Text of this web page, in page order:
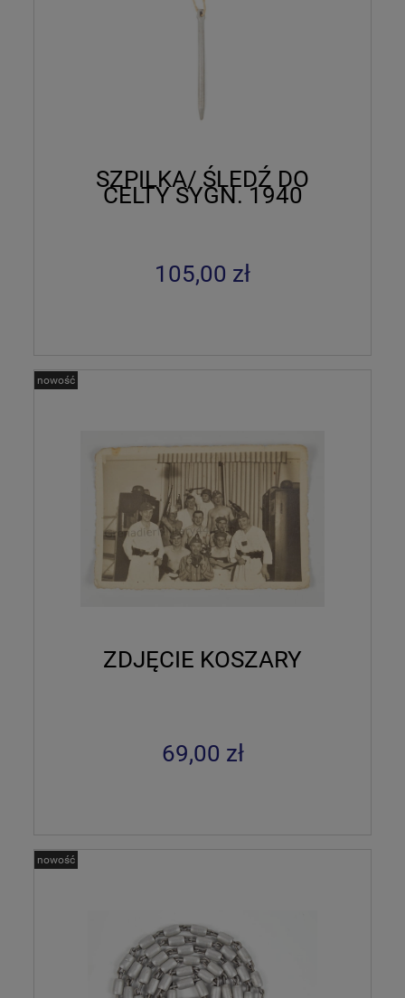
SZPILKA/ ŚLEDŹ DO
CELTY SYGN. 1940
105,00 zł
ZDJĘCIE KOSZARY
69,00 zł
nowość
nowość